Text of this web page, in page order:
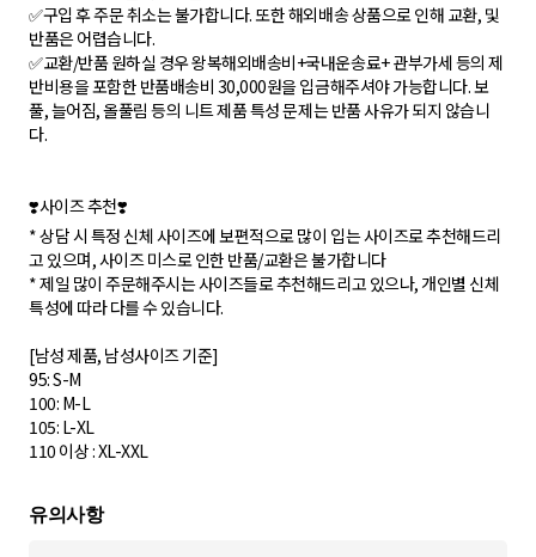
✅구입 후 주문 취소는 불가합니다. 또한 해외배송 상품으로 인해 교환, 및
반품은 어렵습니다.
✅교환/반품 원하실 경우 왕복해외배송비+국내운송료+ 관부가세 등의 제
반비용을 포함한 반품배송비 30,000원을 입금해주셔야 가능합니다. 보
풀, 늘어짐, 올풀림 등의 니트 제품 특성 문제는 반품 사유가 되지 않습니
다.
❣️사이즈 추천❣️
* 상담 시 특정 신체 사이즈에 보편적으로 많이 입는 사이즈로 추천해드리
고 있으며, 사이즈 미스로 인한 반품/교환은 불가합니다
* 제일 많이 주문해주시는 사이즈들로 추천해드리고 있으나, 개인별 신체
특성에 따라 다를 수 있습니다.
[남성 제품, 남성사이즈 기준]
95: S-M
100: M-L
105: L-XL
110 이상 : XL-XXL
유의사항